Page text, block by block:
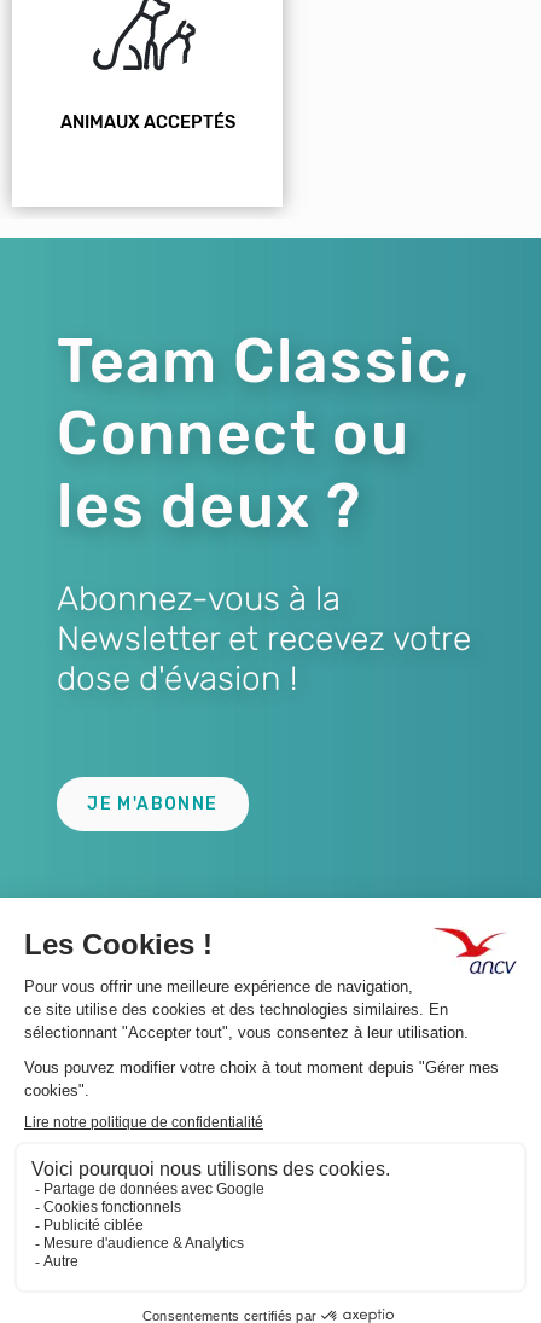
ANIMAUX ACCEPTÉS
Team Classic,
Connect ou
les deux ?
Abonnez-vous à la
Newsletter et recevez votre
dose d'évasion !
JE M'ABONNE
A propos 👇
Suivez-nous 👇
Infos légales 👇
Phishing : restez vigilants👇